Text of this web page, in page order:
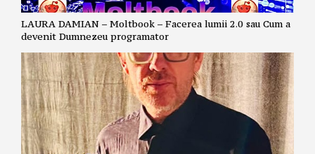
LAURA DAMIAN – Moltbook – Facerea lumii 2.0 sau Cum a
devenit Dumnezeu programator